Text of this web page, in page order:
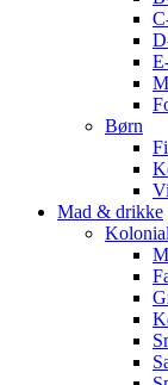
Børn
Mad & drikke